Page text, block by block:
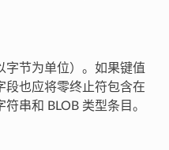
字节为单位）。如果键值
段也应将零终止符包含在
串和 BLOB 类型条目。